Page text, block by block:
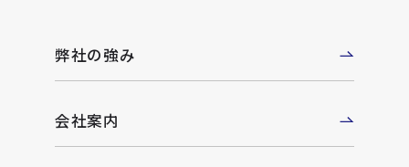
弊社の強み
会社案内